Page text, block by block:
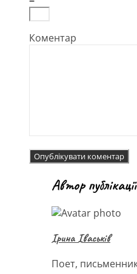
Коментар
Автор публікації
Ірина Іваськів
Поет,